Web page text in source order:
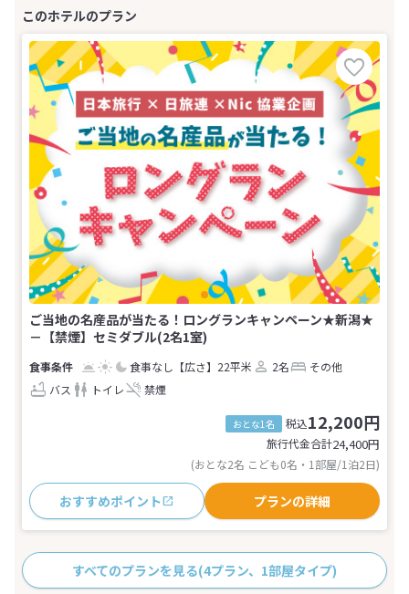
ご当地の名産品が当たる！ロングランキャンペーン★新潟★
－【禁煙】セミダブル(2名1室)
食事なし 【広さ】22平米 2名
その他
バス
トイレ 禁煙
おとな1名 税込12,200円
旅行代金合計24,400円
(おとな2名 こども0名・1部屋/1泊2日)
おすすめポイント プランの詳細
すべてのプランを見る(4プラン、1部屋タイプ)